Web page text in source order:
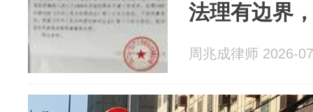
法理有边界
周兆成律师 2026-